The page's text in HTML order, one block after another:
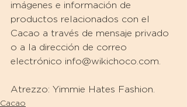
imágenes e información de
productos relacionados con el
Cacao a través de mensaje privado
o a la dirección de correo
electrónico info@wikichoco.com.
Atrezzo: Yimmie Hates Fashion.
Cacao